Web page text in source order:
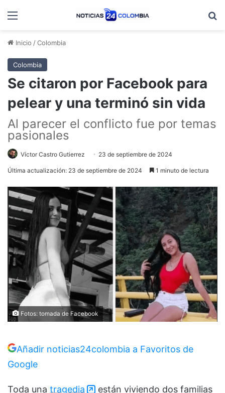
Menú
Inicio /Colombia
Colombia
Se citaron por Facebook para
pelear y una terminó sin vida
Al parecer el conflicto fue por temas
pasionales
Víctor Castro Gutierrez 23 de septiembre de 2024
Última actualización: 23 de septiembre de 2024 1 minuto de lectura
Fotos: tomada de Facebook
Añadir noticias24colombia a Favoritos de
Google
Toda una tragedia
están viviendo dos familias